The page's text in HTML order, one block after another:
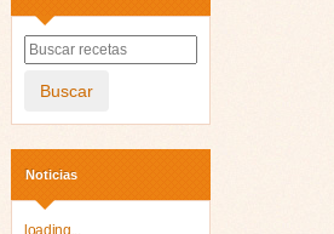
Buscar
Noticias
loading...